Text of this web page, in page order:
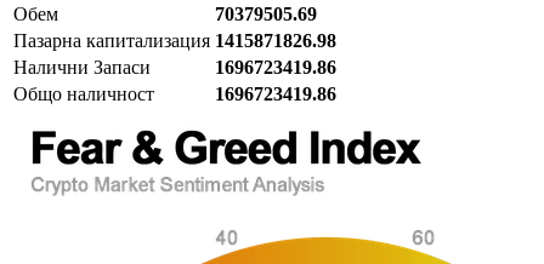
Обем
70379505.69
Пазарна капитализация 1415871826.98
Налични Запаси
1696723419.86
Общо наличност
1696723419.86